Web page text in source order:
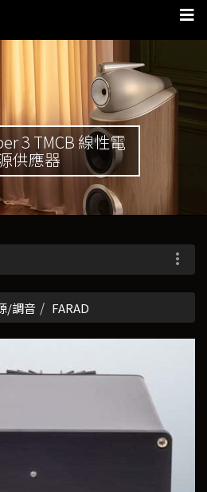
3 TMCB 線性電
供應器
/調音 FARAD